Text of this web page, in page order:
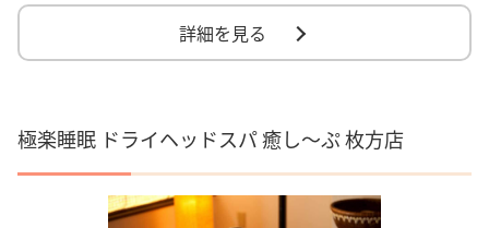
詳細を見る
極楽睡眠 ドライヘッドスパ 癒し～ぷ 枚方店